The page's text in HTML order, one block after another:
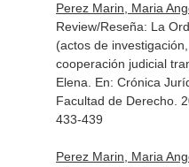
Perez Marin, Maria
Review/Reseña: La
(actos de
cooperación judicial
Elena. En: Crónica
Facultad de Derecho.
433-439
Perez Marin, Maria